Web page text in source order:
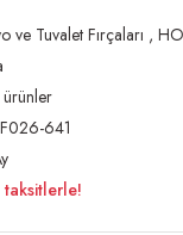
ve Tuvalet Fırçaları ,
641